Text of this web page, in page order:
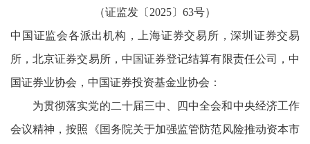
（证监发〔2025〕63号）
中国证监会各派出机构，上海证券交易所，深圳证券交易
所，北京证券交易所，中国证券登记结算有限责任公司，中
国证券业协会，中国证券投资基金业协会：
为贯彻落实党的二十届三中、四中全会和中央经济工作
会议精神，按照《国务院关于加强监管防范风险推动资本市